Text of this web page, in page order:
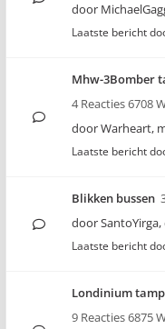
door
Laatste bericht
Mhw-3Bomber
4 Reacties 6708
doorWarheart,
Laatste bericht
Blikken bussen
doorSantoYirga,
Laatste bericht
Londinium
9 Reacties 6875